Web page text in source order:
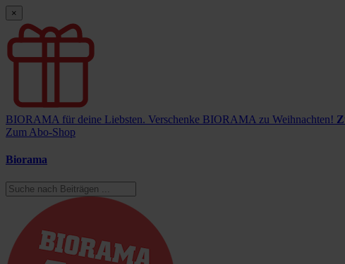
×
BIORAMA für deine Liebsten. Verschenke BIORAMA zu Weihnachten!
Zum Abo-Shop
Biorama